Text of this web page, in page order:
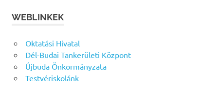
WEBLINKEK
Oktatási Hivatal
Dél-Budai Tankerületi Központ
Újbuda Önkormányzata
Testvériskolánk